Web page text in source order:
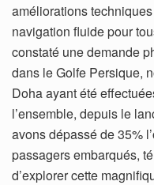
améliorations
navigation fluide pour
constaté une demande
dans le Golfe Persique,
Doha ayant été
l’ensemble, depuis le
avons dépassé de 35%
passagers embarqués,
d’explorer cette